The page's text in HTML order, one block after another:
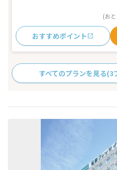
(お
おすすめポイント
すべてのプランを見る(3